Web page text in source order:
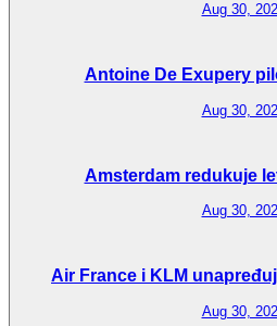
Aug 30,
Antoine De Exupery
Aug 30,
Amsterdam redukuje
Aug 30,
Air France i KLM
Aug 30,